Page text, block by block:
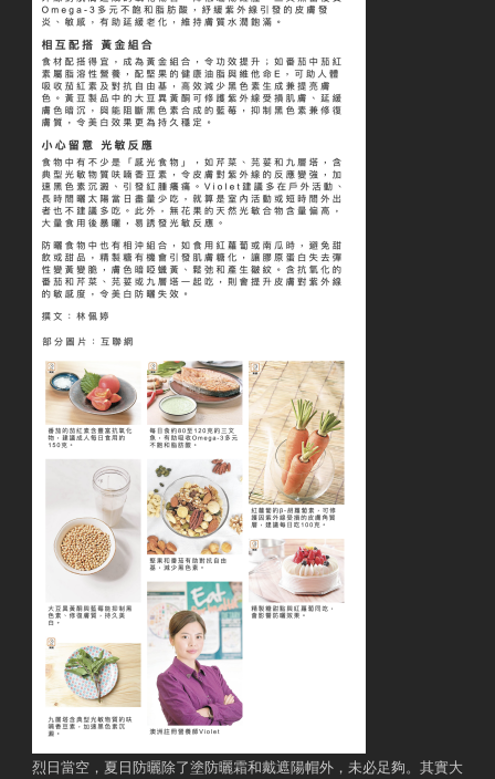
烈日當空，夏日防曬除了塗防曬霜和戴遮陽帽外，未必足夠。其實大